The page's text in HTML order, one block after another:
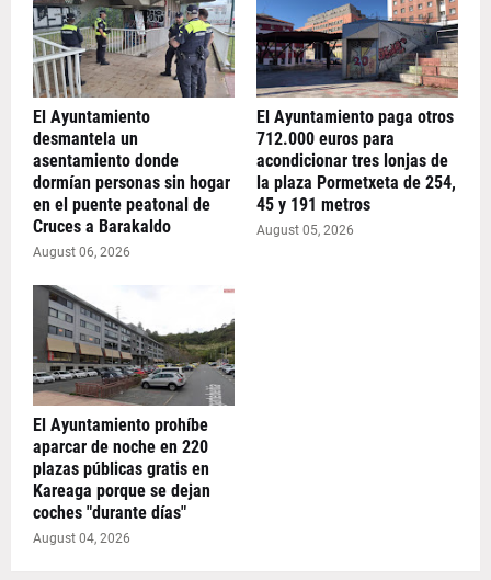
El Ayuntamiento
desmantela un
asentamiento donde
dormían personas sin hogar
en el puente peatonal de
Cruces a Barakaldo
August 06, 2026
El Ayuntamiento paga otros
712.000 euros para
acondicionar tres lonjas de
la plaza Pormetxeta de 254,
45 y 191 metros
August 05, 2026
El Ayuntamiento prohíbe
aparcar de noche en 220
plazas públicas gratis en
Kareaga porque se dejan
coches "durante días"
August 04, 2026